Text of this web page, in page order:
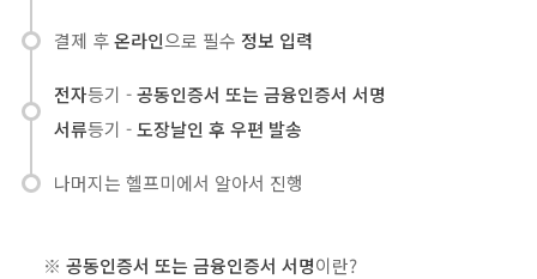
결제 후온라인으로 필수 정보 입력
전자등기 -공동인증서 또는 금융인증서 서명
서류등기 -도장날인 후 우편 발송
나머지는 헬프미에서 알아서 진행
※ 공동인증서 또는 금융인증서 서명이란?